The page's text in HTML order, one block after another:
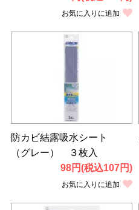
お気に入りに追加
防カビ結露吸水シート
（グレー） ３枚入
98円(税込107円)
お気に入りに追加